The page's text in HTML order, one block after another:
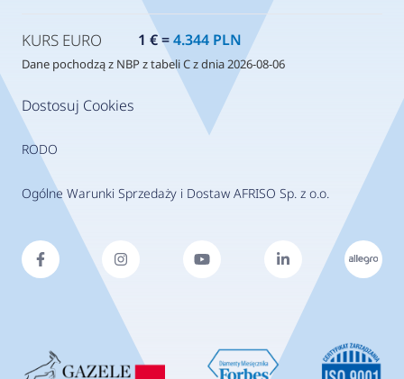
Dostosuj Cookies
RODO
Ogólne Warunki Sprzedaży i Dostaw AFRISO Sp. z o.o.
KURS EURO 1 € =4.344 PLN
Dane pochodzą z NBP z tabeli C z dnia 2026-08-06